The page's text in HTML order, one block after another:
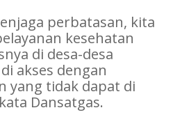
perbatasan, kita
kesehatan
di desa-desa
akses dengan
yang tidak dapat di
Dansatgas.